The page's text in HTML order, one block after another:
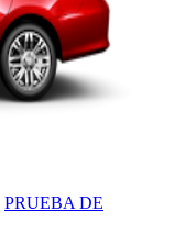
PRUEBA DE